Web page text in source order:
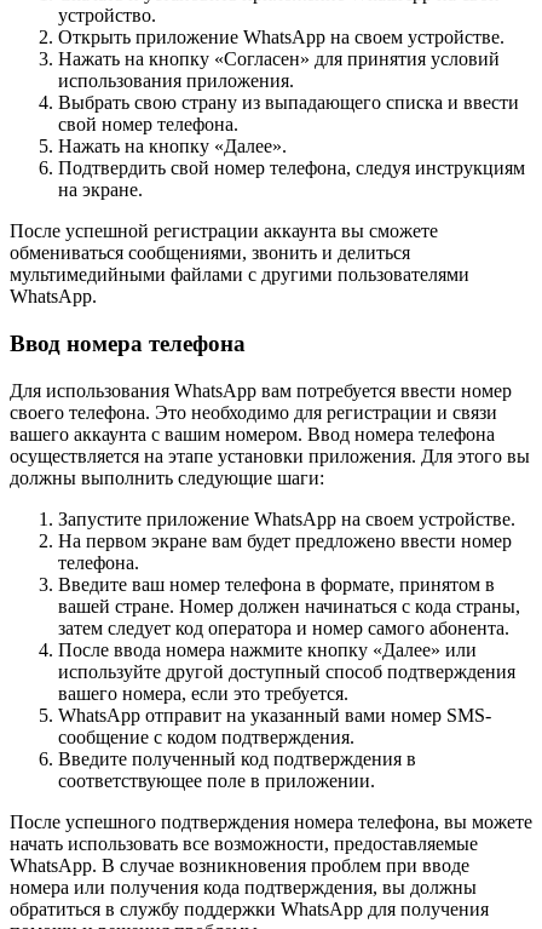
устройство.
Открыть приложение WhatsApp на своем устройстве.
Нажать на кнопку «Согласен» для принятия условий
использования приложения.
Выбрать свою страну из выпадающего списка и ввести
свой номер телефона.
Нажать на кнопку «Далее».
Подтвердить свой номер телефона, следуя инструкциям
на экране.
После успешной регистрации аккаунта вы сможете
обмениваться сообщениями, звонить и делиться
мультимедийными файлами с другими пользователями
WhatsApp.
Ввод номера телефона
Для использования WhatsApp вам потребуется ввести номер
своего телефона. Это необходимо для регистрации и связи
вашего аккаунта с вашим номером. Ввод номера телефона
осуществляется на этапе установки приложения. Для этого вы
должны выполнить следующие шаги:
Запустите приложение WhatsApp на своем устройстве.
На первом экране вам будет предложено ввести номер
телефона.
Введите ваш номер телефона в формате, принятом в
вашей стране. Номер должен начинаться с кода страны,
затем следует код оператора и номер самого абонента.
После ввода номера нажмите кнопку «Далее» или
используйте другой доступный способ подтверждения
вашего номера, если это требуется.
WhatsApp отправит на указанный вами номер SMS-
сообщение с кодом подтверждения.
Введите полученный код подтверждения в
соответствующее поле в приложении.
После успешного подтверждения номера телефона, вы можете
начать использовать все возможности, предоставляемые
WhatsApp. В случае возникновения проблем при вводе
номера или получения кода подтверждения, вы должны
обратиться в службу поддержки WhatsApp для получения